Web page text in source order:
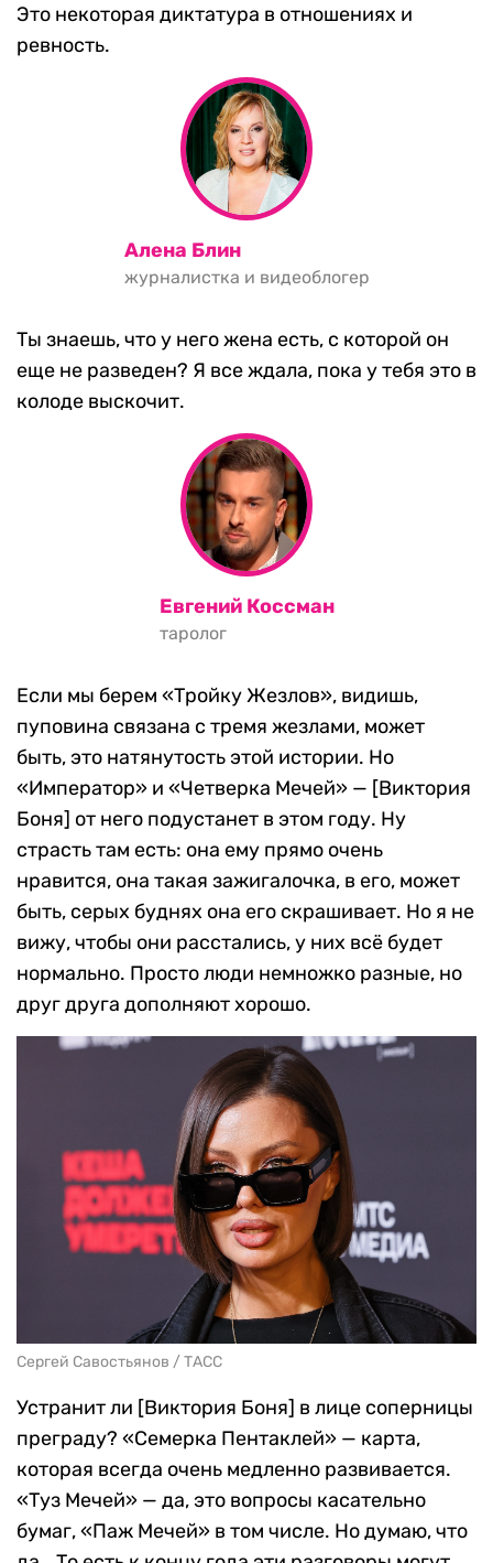
Это некоторая диктатура в отношениях и
ревность.
Алена Блин
журналистка и видеоблогер
Ты знаешь, что у него жена есть, с которой он
еще не разведен? Я все ждала, пока у тебя это в
колоде выскочит.
Евгений Коссман
таролог
Если мы берем «Тройку Жезлов», видишь,
пуповина связана с тремя жезлами, может
быть, это натянутость этой истории. Но
«Император» и «Четверка Мечей» — [Виктория
Боня] от него подустанет в этом году. Ну
страсть там есть: она ему прямо очень
нравится, она такая зажигалочка, в его, может
быть, серых буднях она его скрашивает. Но я не
вижу, чтобы они расстались, у них всё будет
нормально. Просто люди немножко разные, но
друг друга дополняют хорошо.
Сергей Савостьянов / ТАСС
Устранит ли [Виктория Боня] в лице соперницы
преграду? «Семерка Пентаклей» — карта,
которая всегда очень медленно развивается.
«Туз Мечей» — да, это вопросы касательно
бумаг, «Паж Мечей» в том числе. Но думаю, что